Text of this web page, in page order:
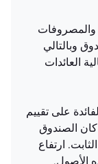
والمصروفات
وبالتالي
العائدات
على تقييم
كان الصندوق
ارتفاع
الأصول.